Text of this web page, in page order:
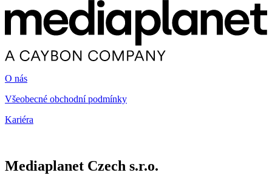
O nás
Všeobecné obchodní podmínky
Kariéra
Mediaplanet Czech s.r.o.